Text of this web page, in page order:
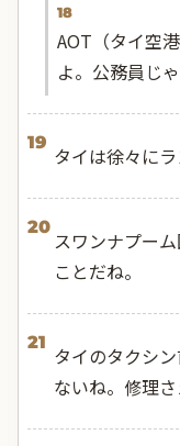
18
AOT（タイ空
よ。公務員じゃ
19
タイは徐々に
20
スワンナプー
ことだね。
21
タイのタクシ
ないね。修理さ